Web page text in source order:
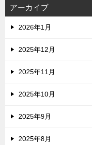
アーカイブ
2026年1月
2025年12月
2025年11月
2025年10月
2025年9月
2025年8月